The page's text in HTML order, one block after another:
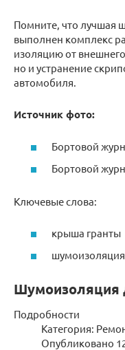
Помните, что лучшая
выполнен комплекс
изоляцию от
но и устранение
автомобиля.
Источник фото:
Бортовой
Бортовой
Ключевые слова:
крыша гранты
Шумоизоляция
Подробности
Категория:
Опубликовано